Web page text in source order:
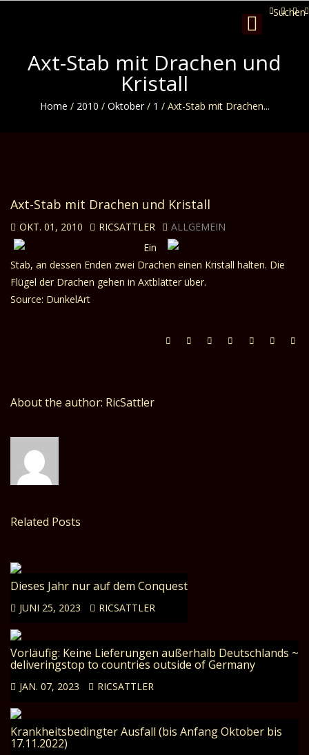
Suchen
Toggle
navigation
Axt-Stab mit Drachen und
Kristall
Home / 2010 / Oktober / 1 / Axt-Stab mit Drachen...
Axt-Stab mit Drachen und Kristall
OKT. 01, 2010 RICSATTLER
ALLGEMEIN
Ein
Stab, an dessen Enden zwei Drachen einen Kristall halten. Die
Flügel der Drachen gehen in Axtblätter über.
Source: DunkelArt
About the author: RicSattler
Related Posts
Dieses Jahr nur auf dem Conquest
JUNI 25, 2023 RICSATTLER
Vorläufig: Keine Lieferungen außerhalb Deutschlands ~
deliveringstop to countries outside of Germany
JAN. 07, 2023 RICSATTLER
Krankheitsbedingter Ausfall (bis Anfang Oktober bis
17.11.2022)